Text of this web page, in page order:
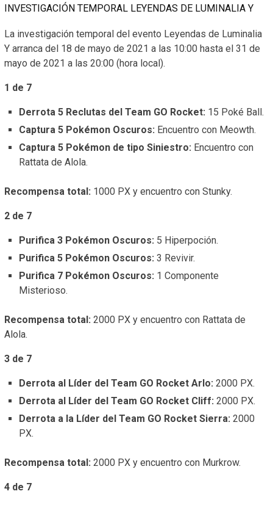
INVESTIGACIÓN TEMPORAL LEYENDAS DE LUMINALIA Y
La investigación temporal del evento Leyendas de Luminalia
Y arranca del 18 de mayo de 2021 a las 10:00 hasta el 31 de
mayo de 2021 a las 20:00 (hora local).
1 de 7
Derrota 5 Reclutas del Team GO Rocket: 15 Poké Ball.
Captura 5 Pokémon Oscuros: Encuentro con Meowth.
Captura 5 Pokémon de tipo Siniestro: Encuentro con
Rattata de Alola.
Recompensa total: 1000 PX y encuentro con Stunky.
2 de 7
Purifica 3 Pokémon Oscuros: 5 Hiperpoción.
Purifica 5 Pokémon Oscuros: 3 Revivir.
Purifica 7 Pokémon Oscuros: 1 Componente
Misterioso.
Recompensa total: 2000 PX y encuentro con Rattata de
Alola.
3 de 7
Derrota al Líder del Team GO Rocket Arlo: 2000 PX.
Derrota al Líder del Team GO Rocket Cliff: 2000 PX.
Derrota a la Líder del Team GO Rocket Sierra: 2000
PX.
Recompensa total: 2000 PX y encuentro con Murkrow.
4 de 7